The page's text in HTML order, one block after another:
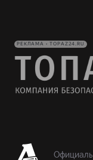
РЕКЛАМА • TOPAZ24.RU